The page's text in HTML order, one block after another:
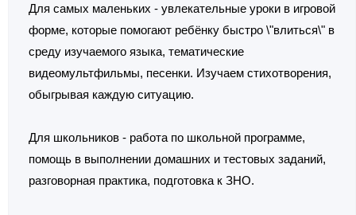
Для самых маленьких - увлекательные уроки в игровой
форме, которые помогают ребёнку быстро \"влиться\" в
среду изучаемого языка, тематические
видеомультфильмы, песенки. Изучаем стихотворения,
обыгрывая каждую ситуацию.
Для школьников - работа по школьной программе,
помощь в выполнении домашних и тестовых заданий,
разговорная практика, подготовка к ЗНО.